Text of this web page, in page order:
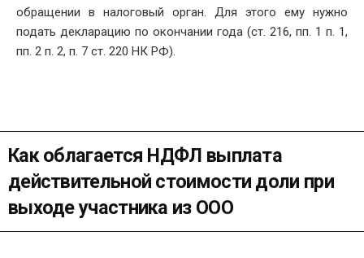
обращении в налоговый орган. Для этого ему нужно
подать декларацию по окончании года (ст. 216, пп. 1 п. 1,
пп. 2 п. 2, п. 7 ст. 220 НК РФ).
Как облагается НДФЛ выплата
действительной стоимости доли при
выходе участника из ООО